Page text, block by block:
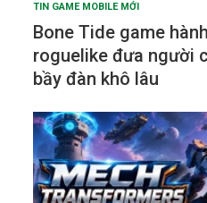
TIN GAME MOBILE MỚI
Bone Tide game
roguelike đưa người
bầy đàn khô lâu